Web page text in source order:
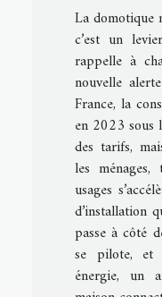
La domotique
c’est un
rappelle à
nouvelle
France, la
en 2023 sous
des tarifs,
les ménages,
usages
d’installation
passe à côté
se pilote, et
énergie, un